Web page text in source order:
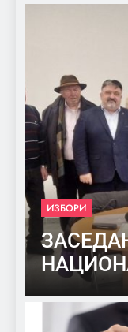
ИЗБОРИ